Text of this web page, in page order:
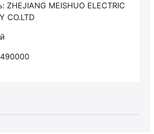
ZHEJIANG MEISHUO ELECTRIC
CO.LTD